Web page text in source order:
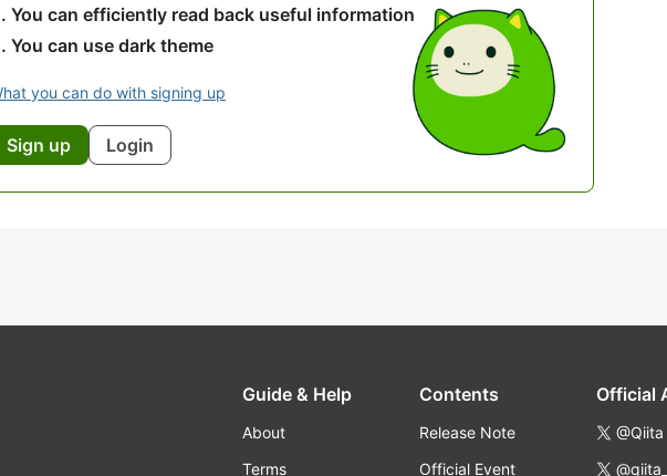
You can efficiently read back useful information
You can use dark theme
you can do with signing up
Sign up Login
Guide & Help
About
Terms
Contents
Release Note
Official Event
Official
@Qiita